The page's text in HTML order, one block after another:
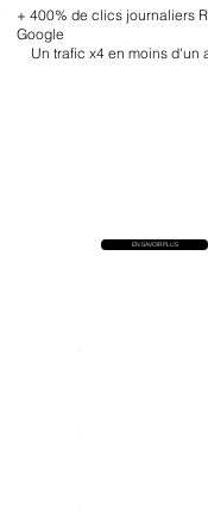
+ 400% de clics journaliers
Google
Un trafic x4 en moins d'un
EN SAVOIR PLUS